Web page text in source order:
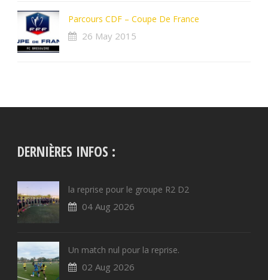
Parcours CDF – Coupe De France
26 May 2015
DERNIÈRES INFOS :
la reprise pour le groupe R2 D2
04 Aug 2026
Un match nul pour la reprise.
02 Aug 2026